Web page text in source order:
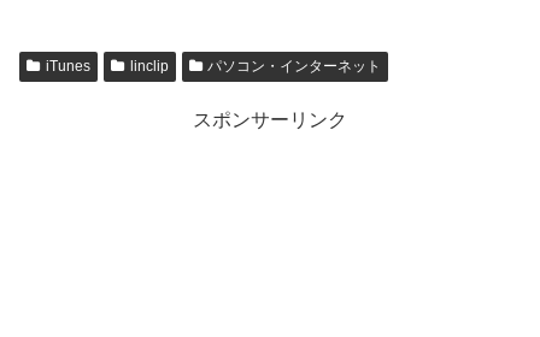
iTunes linclip パソコン・インターネット
スポンサーリンク